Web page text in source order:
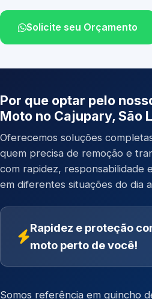
Solicite seu Orçamento
Por que optar pelo
Moto no Cajupary, São
Oferecemos soluções
quem precisa de remoção e
com rapidez, responsabilidade
em diferentes situações do dia
Rapidez e proteção
moto perto de você!
Somos referência em guincho